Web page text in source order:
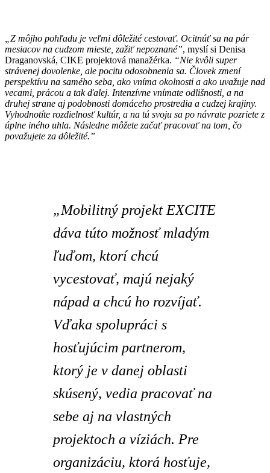
„Z môjho pohľadu je veľmi dôležité cestovať. Ocitnúť sa na pár
mesiacov na cudzom mieste, zažiť nepoznané”, myslí si Denisa
Draganovská, CIKE projektová manažérka. “Nie kvôli super
strávenej dovolenke, ale pocitu odosobnenia sa. Človek zmení
perspektívu na samého seba, ako vníma okolnosti a ako uvažuje nad
vecami, prácou a tak ďalej. Intenzívne vnímate odlišnosti, a na
druhej strane aj podobnosti domáceho prostredia a cudzej krajiny.
Vyhodnotíte rozdielnosť kultúr, a na tú svoju sa po návrate pozriete z
úplne iného uhla. Následne môžete začať pracovať na tom, čo
považujete za dôležité.”
„Mobilitný projekt EXCITE
dáva túto možnosť mladým
ľuďom, ktorí chcú
vycestovať, majú nejaký
nápad a chcú ho rozvíjať.
Vďaka spolupráci s
hosťujúcim partnerom,
ktorý je v danej oblasti
skúsený, vedia pracovať na
sebe aj na vlastných
projektoch a víziách. Pre
organizáciu, ktorá hosťuje,